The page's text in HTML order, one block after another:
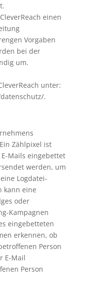
einen
Vorgaben
bei der
um.
unter:
.
Zählpixel ist
Mails eingebettet
werden, um
Logdatei-
kann eine
oder
Kampagnen
eingebetteten
erkennen, ob
Person
E-Mail
Person